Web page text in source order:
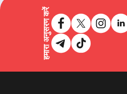
हमारा अनुसरण करें